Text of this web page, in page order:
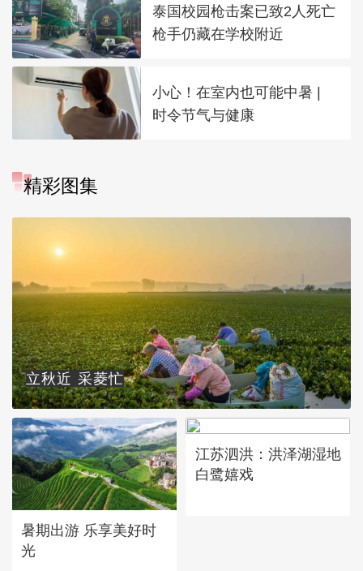
泰国校园枪击案已致2人死亡
枪手仍藏在学校附近
小心！在室内也可能中暑 |
时令节气与健康
精彩图集
立秋近 采菱忙
暑期出游 乐享美好时
光
江苏泗洪：洪泽湖湿地
白鹭嬉戏